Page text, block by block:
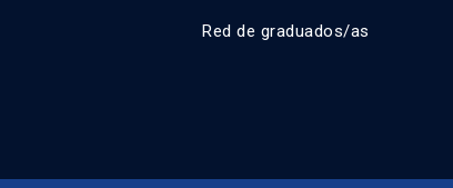
Red de graduados/as